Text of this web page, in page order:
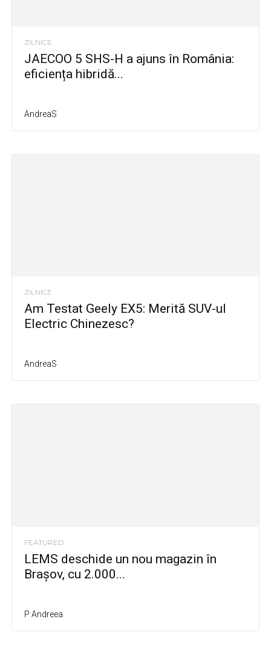
ZILNICE
JAECOO 5 SHS-H a ajuns în România:
eficiența hibridă...
AndreaS
ZILNICE
Am Testat Geely EX5: Merită SUV-ul
Electric Chinezesc?
AndreaS
FEATURED
LEMS deschide un nou magazin în
Brașov, cu 2.000...
P Andreea